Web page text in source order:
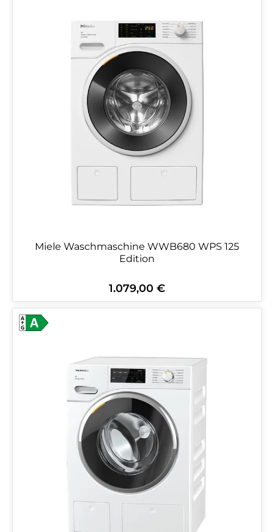
Miele Waschmaschine WWB680 WPS 125
Edition
Regulärer Preis:
1.079,00 €